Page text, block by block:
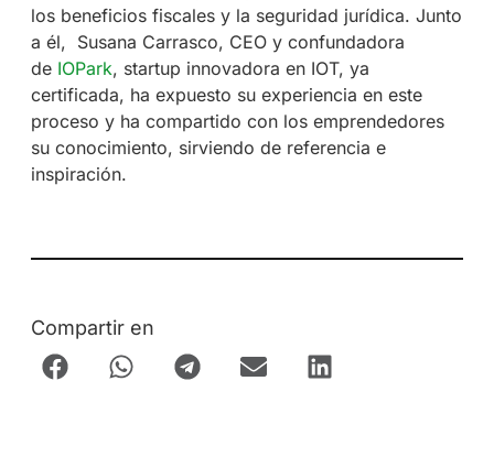
los beneficios fiscales y la seguridad jurídica. Junto
a él, Susana Carrasco, CEO y confundadora
de IOPark, startup innovadora en IOT, ya
certificada, ha expuesto su experiencia en este
proceso y ha compartido con los emprendedores
su conocimiento, sirviendo de referencia e
inspiración.
Compartir en